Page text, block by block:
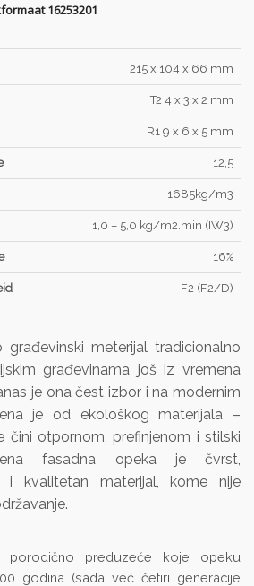
16253201
215 x 104 x 66 mm
T2 4 x 3 x 2 mm
R1 9 x 6 x 5 mm
12,5
1685kg/m3
1,0 – 5,0 kg/m2.min (IW3)
16%
F2 (F2/D)
građevinski meterijal tradicionalno
građevinama još iz vremena
je ona čest izbor i na modernim
je od ekološkog materijala –
čini otpornom, prefinjenom i stilski
fasadna opeka je čvrst,
i kvalitetan materijal, kome nije
porodično preduzeće koje opeku
godina (sada već četiri generacije